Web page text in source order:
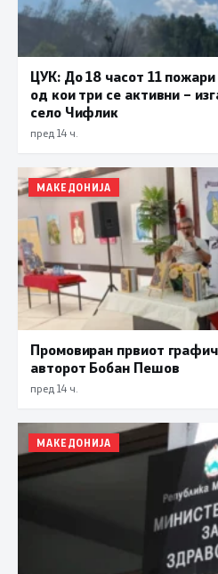
ЦУК: До 18 часот 11
од кои три се активни –
село Чифлик
пред 14 ч.
МАКЕДОНИЈА
Промовиран првиот
авторот Бобан Пешов
пред 14 ч.
МАКЕДОНИЈА